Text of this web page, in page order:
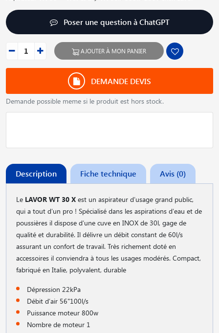
Poser une question à ChatGPT
AJOUTER À MON PANIER
DEMANDE DEVIS
Demande possible meme si le produit est hors stock.
Description Fiche technique Avis (0)
Le LAVOR WT 30 X est un aspirateur d′usage grand public,
qui a tout d′un pro ! Spécialisé dans les aspirations d′eau et de
poussières il dispose d′une cuve en INOX de 30l, gage de
qualité et durabilité. Il délivre un débit constant de 60l/s
assurant un confort de travail. Très richement doté en
accessoires il conviendra à tous les usages modérés. Compact,
fabriqué en Italie, polyvalent, durable
Dépression 22kPa
Débit d′air 56"100l/s
Puissance moteur 800w
Nombre de moteur 1